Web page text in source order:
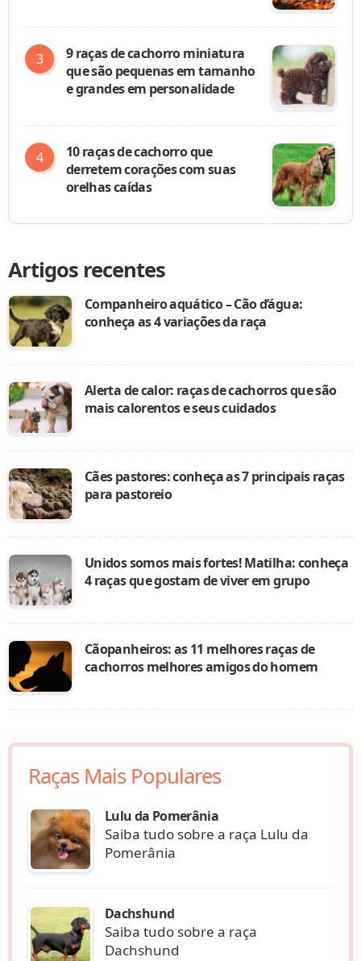
9 raças de cachorro miniatura
que são pequenas em tamanho
e grandes em personalidade
10 raças de cachorro que
derretem corações com suas
orelhas caídas
Artigos recentes
Companheiro aquático – Cão d’água:
conheça as 4 variações da raça
Alerta de calor: raças de cachorros que são
mais calorentos e seus cuidados
Cães pastores: conheça as 7 principais raças
para pastoreio
Unidos somos mais fortes! Matilha: conheça
4 raças que gostam de viver em grupo
Cãopanheiros: as 11 melhores raças de
cachorros melhores amigos do homem
Raças Mais Populares
Lulu da Pomerânia
Saiba tudo sobre a raça Lulu da
Pomerânia
Dachshund
Saiba tudo sobre a raça
Dachshund